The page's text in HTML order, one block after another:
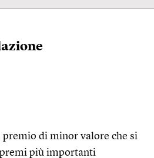
premio di minor valore che si
più importanti